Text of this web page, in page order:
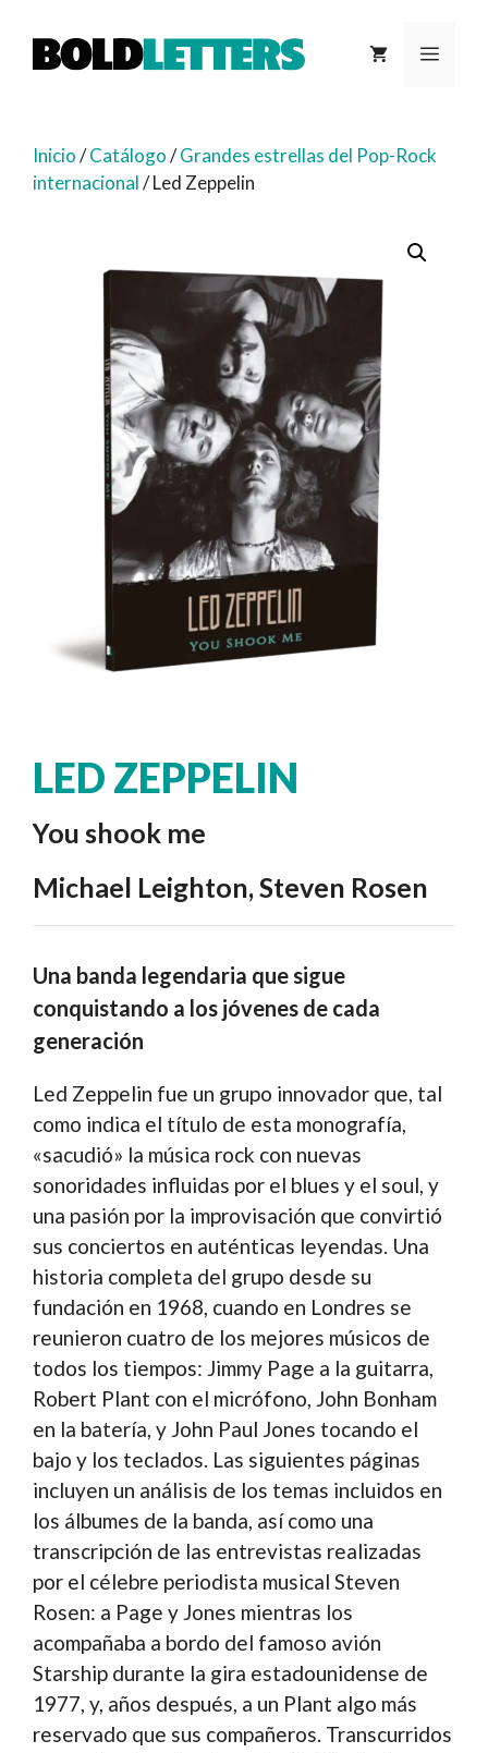
contenido
Inicio/Catálogo/Grandes estrellas del Pop-Rock
internacional/ Led Zeppelin
LED ZEPPELIN
You shook me
Michael Leighton, Steven Rosen
Una banda legendaria que sigue
conquistando a los jóvenes de cada
generación
Led Zeppelin fue un grupo innovador que, tal
como indica el título de esta monografía,
«sacudió» la música rock con nuevas
sonoridades influidas por el blues y el soul, y
una pasión por la improvisación que convirtió
sus conciertos en auténticas leyendas. Una
historia completa del grupo desde su
fundación en 1968, cuando en Londres se
reunieron cuatro de los mejores músicos de
todos los tiempos: Jimmy Page a la guitarra,
Robert Plant con el micrófono, John Bonham
en la batería, y John Paul Jones tocando el
bajo y los teclados. Las siguientes páginas
incluyen un análisis de los temas incluidos en
los álbumes de la banda, así como una
transcripción de las entrevistas realizadas
por el célebre periodista musical Steven
Rosen: a Page y Jones mientras los
acompañaba a bordo del famoso avión
Starship durante la gira estadounidense de
1977, y, años después, a un Plant algo más
reservado que sus compañeros. Transcurridos